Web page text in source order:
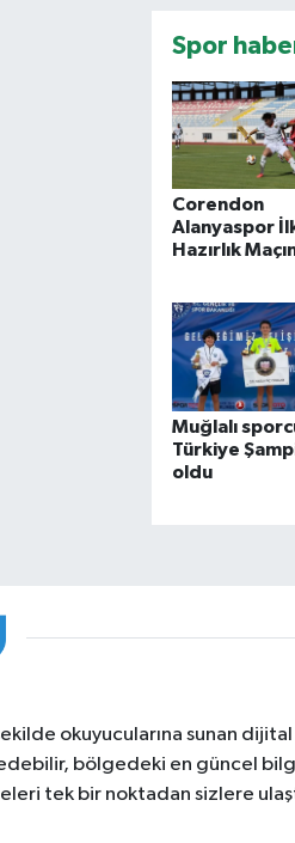
Spor
Corendon
Alanyaspor
Hazırlık
Muğlalı
Türkiye
oldu
okuyucularına sunan
bölgedeki en güncel
tek bir noktadan sizlere